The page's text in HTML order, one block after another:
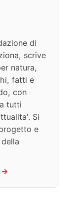
di
scrive
natura,
fatti e
con
tutti
Si
e
→